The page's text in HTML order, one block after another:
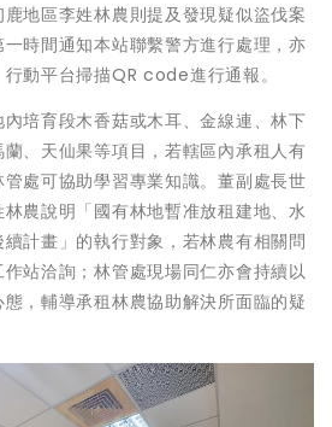
地區李姓林農則提及發現疑似盜伐案
時間通知本站聯繫警方進行處理，亦
動平台掃描QR code進行通報。
培育段木香菇或木耳、金線連、林下
、天仙果等項目，若轄區內承租人有
處可協助學習專業知識。董副處長世
農說明「國有林地暫准放租建地、水
計畫」的執行對象，若林農有相關問
站洽詢；林管處現場同仁亦會持續以
，輔導承租林農協助解決所面臨的疑